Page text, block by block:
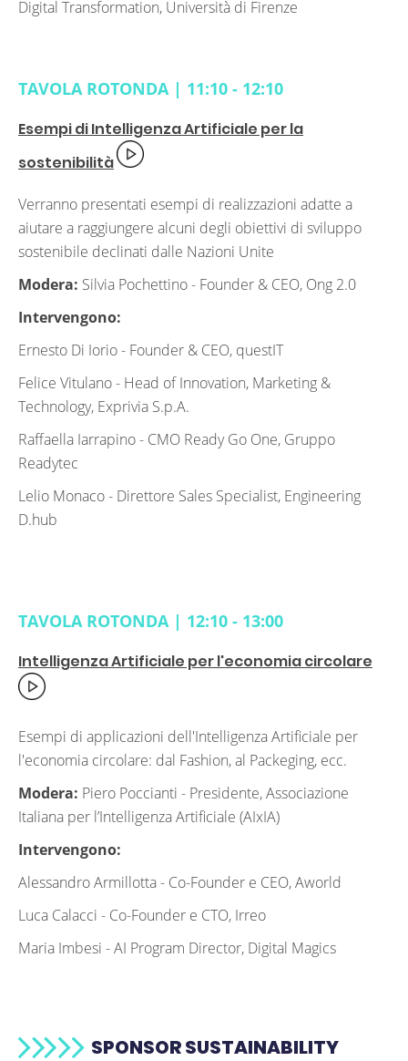
Digital Transformation, Università di Firenze
TAVOLA ROTONDA | 11:10 - 12:10
Esempi di Intelligenza Artificiale per la
sostenibilità
Verranno presentati esempi di realizzazioni adatte a
aiutare a raggiungere alcuni degli obiettivi di sviluppo
sostenibile declinati dalle Nazioni Unite
Modera: Silvia Pochettino - Founder & CEO, Ong 2.0
Intervengono:
Ernesto Di Iorio - Founder & CEO, questIT
Felice Vitulano - Head of Innovation, Marketing &
Technology, Exprivia S.p.A.
Raffaella Iarrapino - CMO Ready Go One, Gruppo
Readytec
Lelio Monaco - Direttore Sales Specialist, Engineering
D.hub
TAVOLA ROTONDA | 12:10 - 13:00
Intelligenza Artificiale per l'economia circolare
Esempi di applicazioni dell'Intelligenza Artificiale per
l'economia circolare: dal Fashion, al Packeging, ecc.
Modera: Piero Poccianti - Presidente,Associazione
Italiana per l’Intelligenza Artificiale (AIxIA)
Intervengono:
Alessandro Armillotta - Co-Founder e CEO, Aworld
Luca Calacci - Co-Founder e CTO, Irreo
Maria Imbesi -AI Program Director, Digital Magics
SPONSOR SUSTAINABILITY